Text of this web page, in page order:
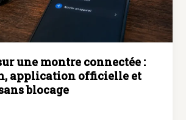
une montre connectée :
application officielle et
blocage